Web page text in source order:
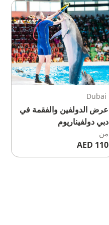
Dubai
عرض الدولفين والفقمة في
دبي دولفيناريوم
من
110 AED